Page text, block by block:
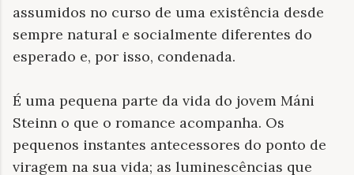
assumidos no curso de uma existência desde
sempre natural e socialmente diferentes do
esperado e, por isso, condenada.
É uma pequena parte da vida do jovem Máni
Steinn o que o romance acompanha. Os
pequenos instantes antecessores do ponto de
viragem na sua vida; as luminescências que